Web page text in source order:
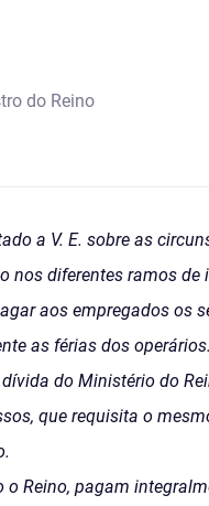
do Reino
a V. E. sobre as
nos diferentes ramos
aos empregados os
as férias dos
do Ministério do
que requisita o
o Reino, pagam